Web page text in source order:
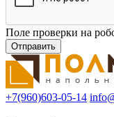
Поле проверки на
+7(960)603-05-14